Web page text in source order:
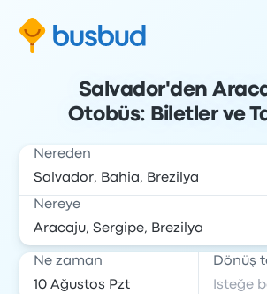
Salvador'den
Otobüs: Biletler ve
Nereden
Nereye
Ne zaman Dönüş